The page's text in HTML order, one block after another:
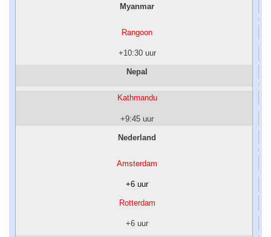
Myanmar
Rangoon
+10:30 uur
Nepal
Kathmandu
+9:45 uur
Nederland
Amsterdam
+6 uur
Rotterdam
+6 uur